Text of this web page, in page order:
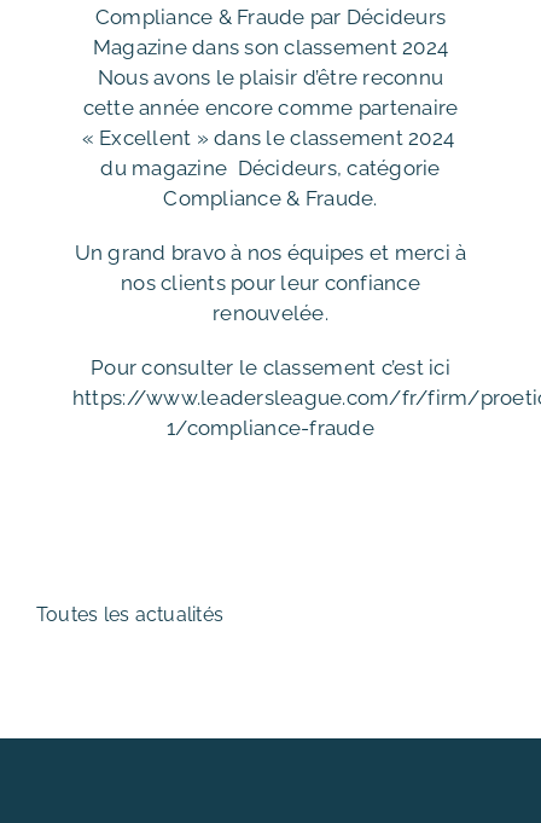
Compliance & Fraude par Décideurs
Magazine dans son classement 2024
Nous avons le plaisir d’être reconnu
cette année encore comme partenaire
« Excellent » dans le classement 2024
du magazine Décideurs, catégorie
Compliance & Fraude.
Un grand bravo à nos équipes et merci à
nos clients pour leur confiance
renouvelée.
Pour consulter le classement c’est ici
https://www.leadersleague.com/fr/firm/
1/compliance-fraude
Toutes les actualités